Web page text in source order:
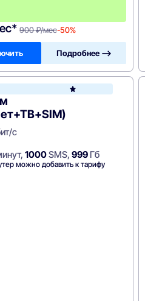
900 ₽/мес-50%
Подробнее —>
с
1000SMS, 999Гб
можно добавить к тарифу